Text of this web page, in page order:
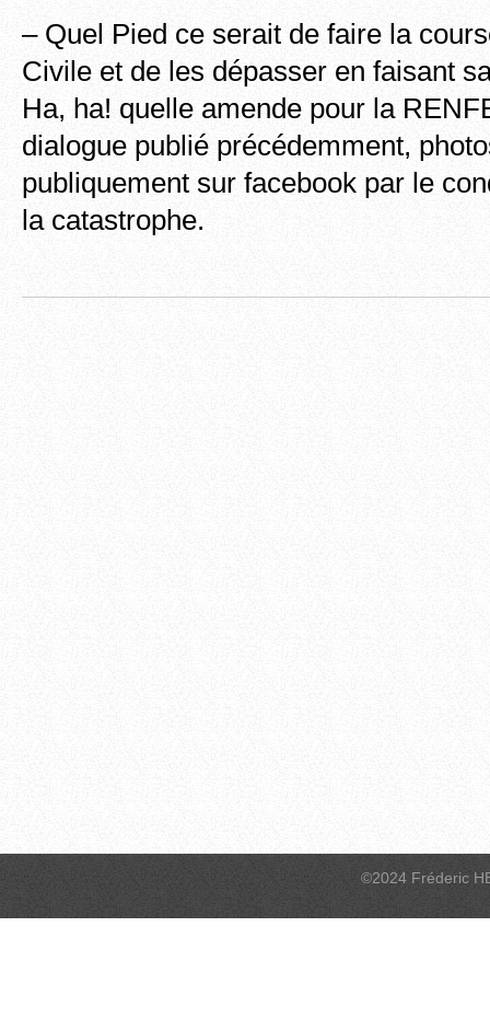
– Quel Pied ce serait de faire la
Civile et de les dépasser en faisant
Ha, ha! quelle amende pour la
dialogue publié précédemment,
publiquement sur facebook par le
la catastrophe.
©2024 Fréderic